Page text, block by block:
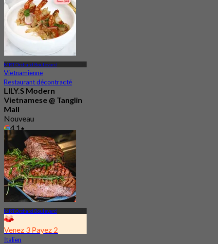
MRT Orchard Boulevard
Vietnamienne
Restaurant décontracté
LILY.S Modern
Vietnamese @ Tanglin
Mall
Nouveau
4.1
De S$ 33.75
MRT Orchard Boulevard
Venez 3 Payez 2
Italien